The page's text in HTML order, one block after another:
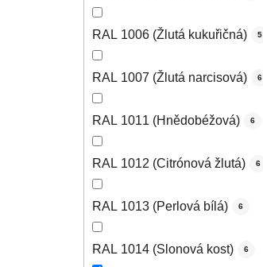
RAL 1006 (Žlutá kukuřičná) 5
RAL 1007 (Žlutá narcisová) 6
RAL 1011 (Hnědobéžová) 6
RAL 1012 (Citrónová žlutá) 6
RAL 1013 (Perlová bílá) 6
RAL 1014 (Slonová kost) 6